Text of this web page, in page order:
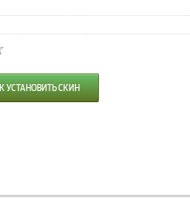
УСТАНОВИТЬ СКИН